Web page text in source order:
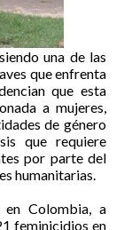
una de las
que enfrenta
que esta
a mujeres,
de género
que requiere
por parte del
humanitarias.
en Colombia, a
feminicidios en